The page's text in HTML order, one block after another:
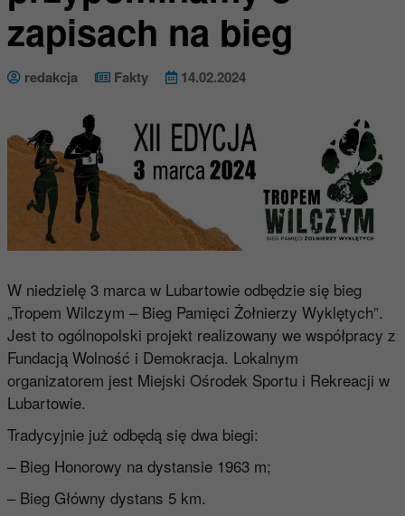
zapisach na bieg
redakcja Fakty 14.02.2024
W niedzielę 3 marca w Lubartowie odbędzie się bieg
„Tropem Wilczym – Bieg Pamięci Żołnierzy Wyklętych”.
Jest to ogólnopolski projekt realizowany we współpracy z
Fundacją Wolność i Demokracja. Lokalnym
organizatorem jest Miejski Ośrodek Sportu i Rekreacji w
Lubartowie.
Tradycyjnie już odbędą się dwa biegi:
– Bieg Honorowy na dystansie 1963 m;
– Bieg Główny dystans 5 km.